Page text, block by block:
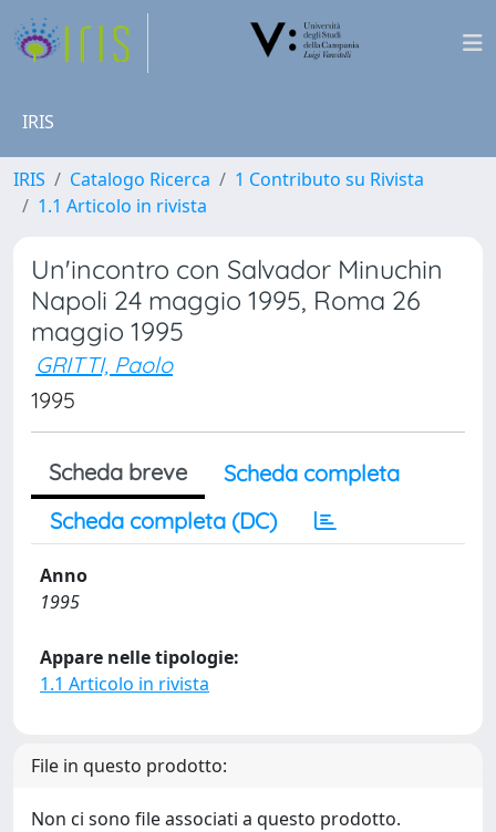
IRIS
IRIS Catalogo Ricerca
1 Contributo su Rivista
1.1 Articolo in rivista
Un'incontro con Salvador Minuchin
Napoli 24 maggio 1995, Roma 26
maggio 1995
GRITTI, Paolo
1995
Scheda breve
Scheda completa
Scheda completa (DC)
Anno
1995
Appare nelle tipologie:
1.1 Articolo in rivista
File in questo prodotto:
Non ci sono file associati a questo prodotto.